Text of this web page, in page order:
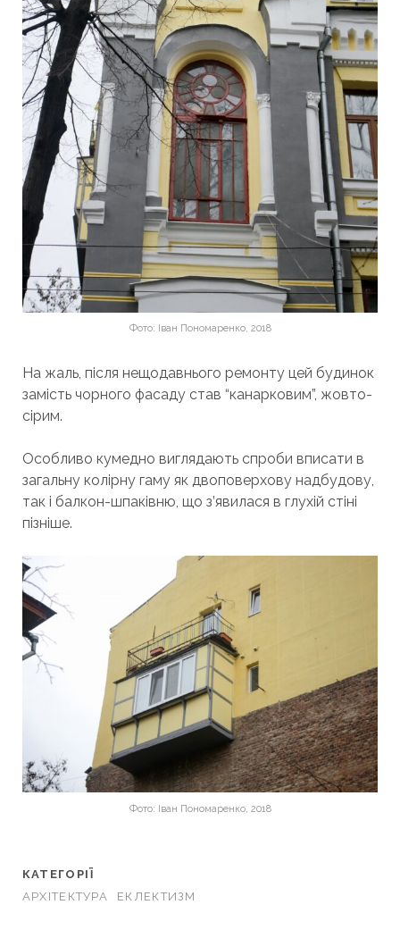
Фото: Іван Пономаренко, 2018
На жаль, після нещодавнього ремонту цей будинок
замість чорного фасаду став “канарковим”, жовто-
сірим.
Особливо кумедно виглядають спроби вписати в
загальну колірну гаму як двоповерхову надбудову,
так і балкон-шпаківню, що з’явилася в глухій стіні
пізніше.
Фото: Іван Пономаренко, 2018
КАТЕГОРІЇ
АРХІТЕКТУРА
ЕКЛЕКТИЗМ